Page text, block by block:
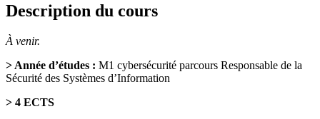
Description du cours
À venir.
> Année d’études : M1 cybersécurité parcours Responsable de la
Sécurité des Systèmes d’Information
> 4 ECTS